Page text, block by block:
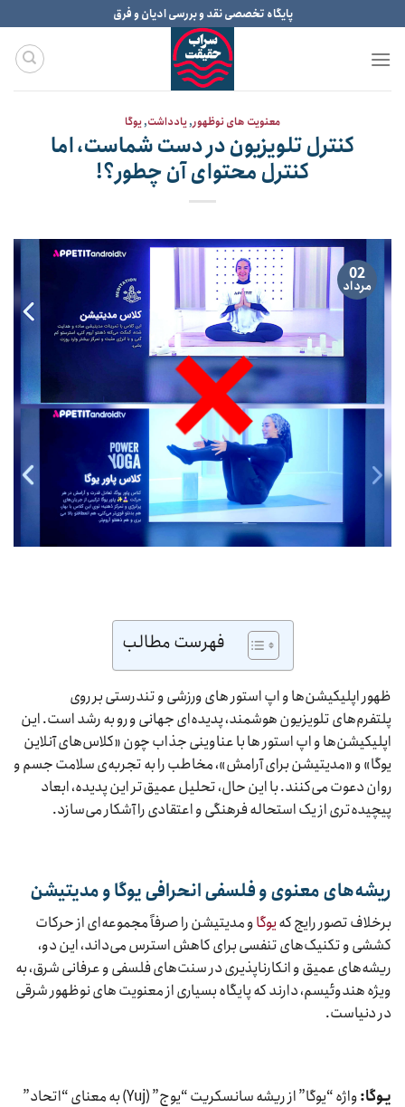
to
content
پایگاه تخصصی نقد و بررسی ادیان و فرق
معنویت های نوظهور,یادداشت,یوگا
کنترل تلویزیون در دست شماست، اما
کنترل محتوای آن چطور؟!
02
مرداد
فهرست مطالب
ظهور اپلیکیشن‌ها و اپ استور های ورزشی و تندرستی بر روی
پلتفرم‌های تلویزیون هوشمند، پدیده‌ای جهانی و رو به رشد است. این
اپلیکیشن‌ها و اپ استور ها با عناوینی جذاب چون «کلاس‌های آنلاین
یوگا» و «مدیتیشن برای آرامش»، مخاطب را به تجربه‌ی سلامت جسم و
روان دعوت می‌کنند. با این حال، تحلیل عمیق‌تر این پدیده، ابعاد
پیچیده‌تری از یک استحاله فرهنگی و اعتقادی را آشکار می‌سازد.
ریشه‌های معنوی و فلسفی انحرافی یوگا و مدیتیشن
برخلاف تصور رایج کهیوگاو مدیتیشن را صرفاً مجموعه‌ای از حرکات
کششی و تکنیک‌های تنفسی برای کاهش استرس می‌داند، این دو،
ریشه‌های عمیق و انکارناپذیری در سنت‌های فلسفی و عرفانی شرق، به
ویژه هندوئیسم، دارند که پایگاه بسیاری از معنویت های نوظهور شرقی
در دنیاست.
یـوگا:
واژه “یوگا” از ریشه سانسکریت “یوج” (Yuj) به معنای “اتحاد”